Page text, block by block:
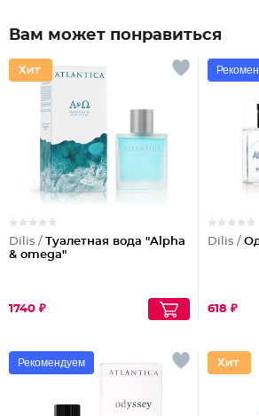
Вам может понравиться
Dilis / Туалетная вода "Alpha
& omega"
1740 ₽
Dilis /
618 ₽
Рекомендуем